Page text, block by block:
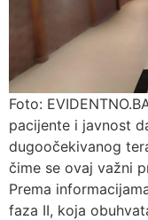
Foto:
pacijente i javnost
dugoočekivanog
čime se ovaj važni
Prema
faza II, koja